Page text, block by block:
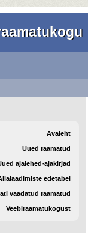
Avaleht
Uued raamatud
ajalehed-ajakirjad
edetabel
vaadatud raamatud
Veebiraamatukogust